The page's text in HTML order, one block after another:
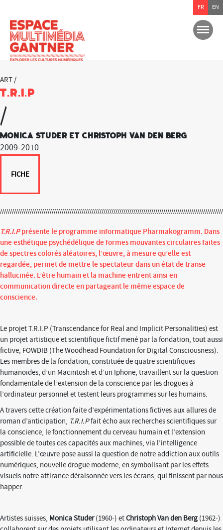
ART /
T.R.I.P
/
Monica Studer et Christoph Van Den berg
2009-2010
FICHE
T.R.I.Pprésente le programme informatique Pharmakogramm. Dans
une esthétique psychédélique de formes mouvantes circulaires faites
de spectres colorés aléatoires, l’œuvre, à mesure qu’elle est
regardée, permet de mettre le spectateur dans un état de transe
hallucinée. L’être humain et la machine entrent ainsi en
communication directe en partageant le même espace de
conscience.
Le projet T.R.I.P (Transcendance for Real and Implicit Personalities) est
un projet artistique et scientifique fictif mené par la fondation, tout aussi
fictive, FOWDIB (The Woodhead Foundation for Digital Consciousness).
Les membres de la fondation, constituée de quatre scientifiques
humanoïdes, d’un Macintosh et d’un Iphone, travaillent sur la question
fondamentale de l’extension de la conscience par les drogues à
l’ordinateur personnel et testent leurs programmes sur les humains.
A travers cette création faite d’expérimentations fictives aux allures de
roman d’anticipation, T.R.I.Pfait écho aux recherches scientifiques sur
la conscience, le fonctionnement du cerveau humain et l’extension
possible de toutes ces capacités aux machines, via l’intelligence
artificielle. L’œuvre pose aussi la question de notre addiction aux outils
numériques, nouvelle drogue moderne, en symbolisant par les effets
visuels notre attirance déraisonnée vers les écrans, qui finissent par nous
happer.
Artistes suisses, Monica Studer(1960-) etChristoph Van den Berg (1962-)
FR EN